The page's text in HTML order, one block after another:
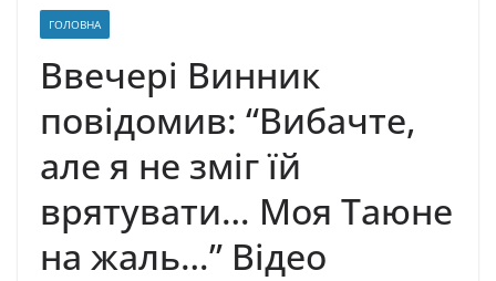
ГОЛОВНА
Ввечері Винник
повідомив: “Вибачте,
але я не зміг їй
врятувати… Моя Таюне
на жаль…” Відео